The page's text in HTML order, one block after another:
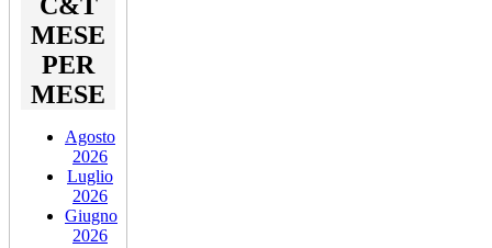
MESE
PER
MESE
Agosto
2026
Luglio
2026
Giugno
2026